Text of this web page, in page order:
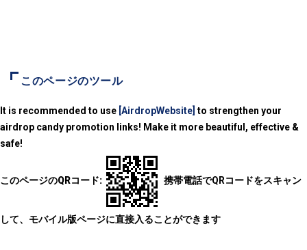
このページのツール
It is recommended to use [AirdropWebsite] to strengthen your
airdrop candy promotion links! Make it more beautiful, effective &
safe!
このページのQRコード: 携帯電話でQRコードをスキャン
して、モバイル版ページに直接入ることができます